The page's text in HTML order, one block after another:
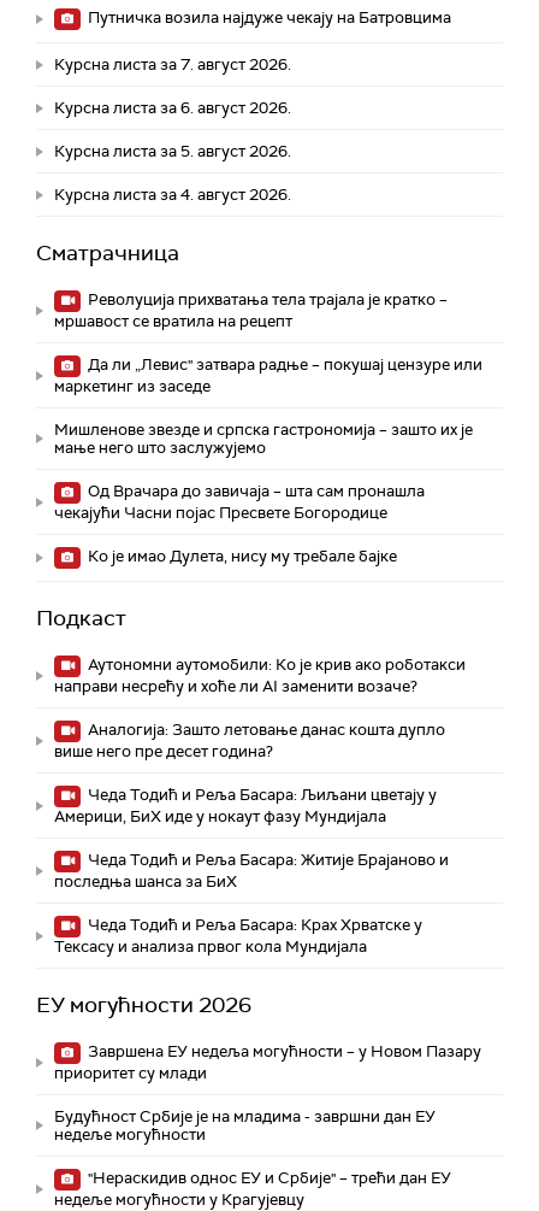
Путничка возила најдуже чекају на Батровцима
Курсна листа за 7. август 2026.
Курсна листа за 6. август 2026.
Курсна листа за 5. август 2026.
Курсна листа за 4. август 2026.
Сматрачница
Револуција прихватања тела трајала је кратко –
мршавост се вратила на рецепт
Да ли „Левис" затвара радње – покушај цензуре или
маркетинг из заседе
Мишленове звезде и српска гастрономија – зашто их је
мање него што заслужујемо
Од Врачара до завичаја – шта сам пронашла
чекајући Часни појас Пресвете Богородице
Ко је имао Дулета, нису му требале бајке
Подкаст
Аутономни аутомобили: Ко је крив ако роботакси
направи несрећу и хоће ли AI заменити возаче?
Аналогија: Зашто летовање данас кошта дупло
више него пре десет година?
Чеда Тодић и Реља Басара: Љиљани цветају у
Америци, БиХ иде у нокаут фазу Мундијала
Чеда Тодић и Реља Басара: Житије Брајаново и
последња шанса за БиХ
Чеда Тодић и Реља Басара: Крах Хрватске у
Тексасу и анализа првог кола Мундијала
ЕУ могућности 2026
Завршена ЕУ недеља могућности – у Новом Пазару
приоритет су млади
Будућност Србије је на младима - завршни дан ЕУ
недеље могућности
"Нераскидив однос ЕУ и Србије" – трећи дан ЕУ
недеље могућности у Крагујевцу